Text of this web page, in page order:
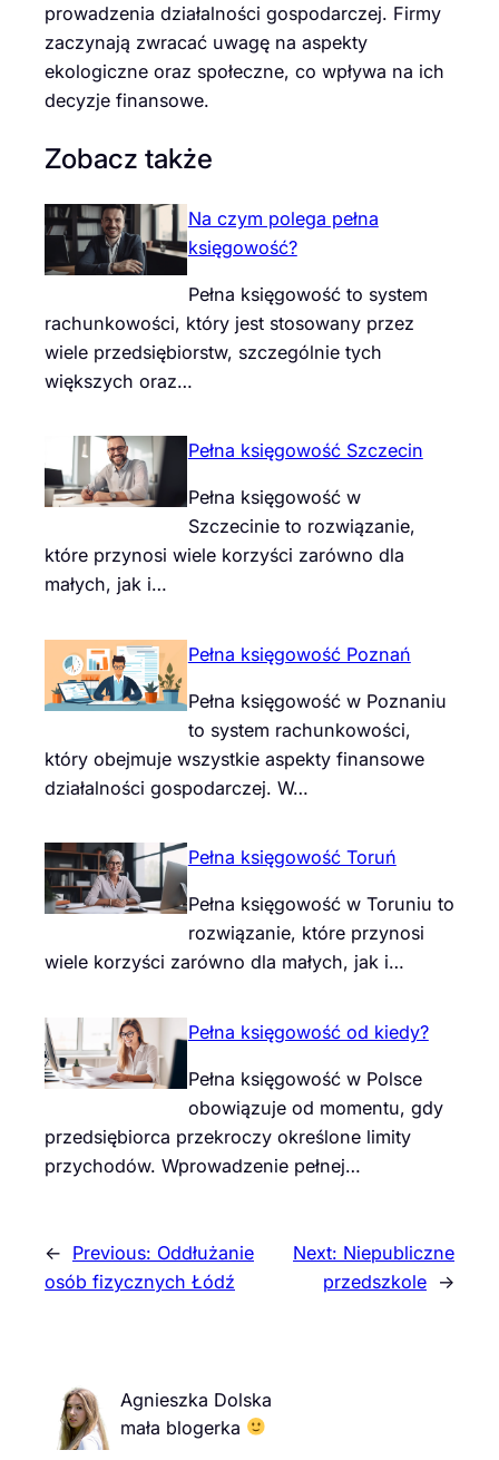
prowadzenia działalności gospodarczej. Firmy
zaczynają zwracać uwagę na aspekty
ekologiczne oraz społeczne, co wpływa na ich
decyzje finansowe.
Zobacz także
Na czym polega pełna
księgowość?
Pełna księgowość to system
rachunkowości, który jest stosowany przez
wiele przedsiębiorstw, szczególnie tych
większych oraz…
Pełna księgowość Szczecin
Pełna księgowość w
Szczecinie to rozwiązanie,
które przynosi wiele korzyści zarówno dla
małych, jak i…
Pełna księgowość Poznań
Pełna księgowość w Poznaniu
to system rachunkowości,
który obejmuje wszystkie aspekty finansowe
działalności gospodarczej. W…
Pełna księgowość Toruń
Pełna księgowość w Toruniu to
rozwiązanie, które przynosi
wiele korzyści zarówno dla małych, jak i…
Pełna księgowość od kiedy?
Pełna księgowość w Polsce
obowiązuje od momentu, gdy
przedsiębiorca przekroczy określone limity
przychodów. Wprowadzenie pełnej…
← Previous: Oddłużanie
osób fizycznych Łódź
Next: Niepubliczne
przedszkole →
Agnieszka Dolska
mała blogerka